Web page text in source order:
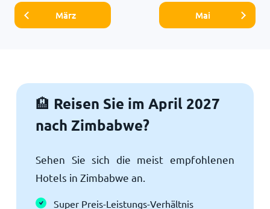
März Mai
🏨 Reisen Sie im April 2027
nach Zimbabwe?
Sehen Sie sich die meist empfohlenen
Hotels in Zimbabwe an.
Super Preis-Leistungs-Verhältnis